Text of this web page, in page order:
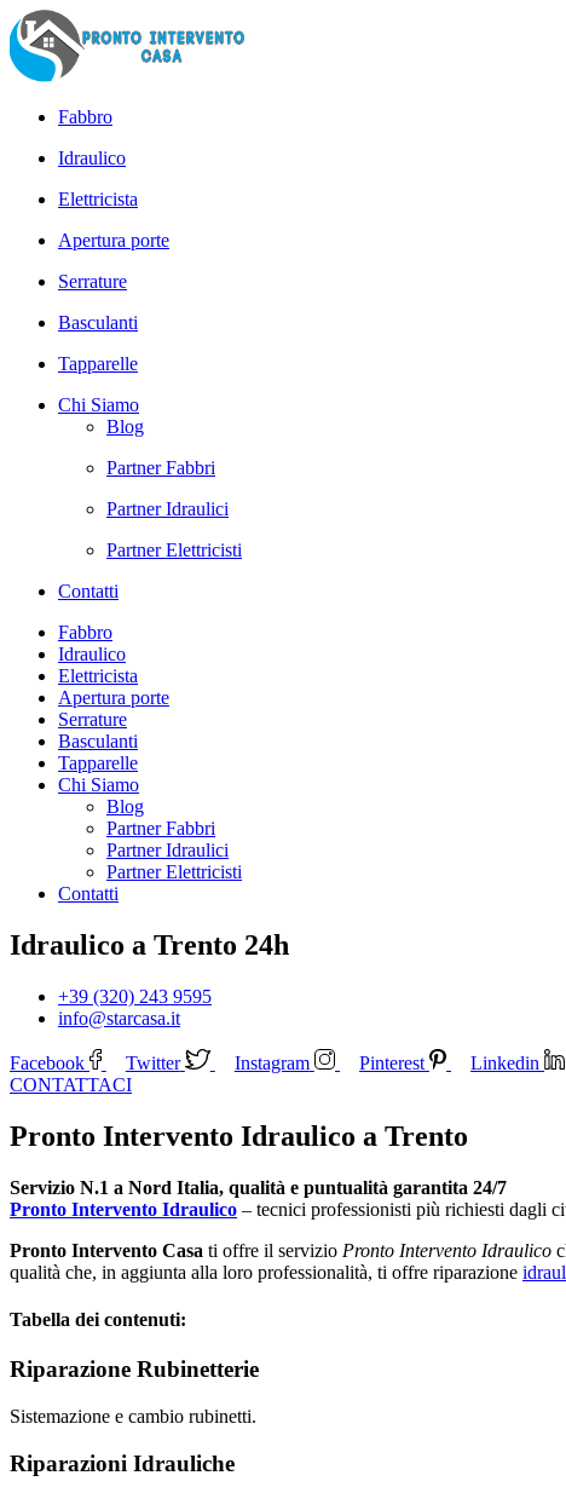
Fabbro
Idraulico
Elettricista
Apertura porte
Serrature
Basculanti
Tapparelle
Chi Siamo
Blog
Partner Fabbri
Partner Idraulici
Partner Elettricisti
Contatti
Fabbro
Idraulico
Elettricista
Apertura porte
Serrature
Basculanti
Tapparelle
Chi Siamo
Blog
Partner Fabbri
Partner Idraulici
Partner Elettricisti
Contatti
Idraulico a Trento 24h
+39 (320) 243 9595
info@starcasa.it
Facebook Twitter Instagram Pinterest
Linkedin
CONTATTACI
Pronto Intervento Idraulico a Trento
Servizio N.1 a Nord Italia, qualità e puntualità garantita 24/7
Pronto Intervento Idraulico – tecnici professionisti più richiesti dagli
Pronto Intervento Casa ti offre il servizio Pronto Intervento Idraulico
qualità che, in aggiunta alla loro professionalità, ti offre riparazione
Tabella dei contenuti:
Riparazione Rubinetterie
Sistemazione e cambio rubinetti.
Riparazioni Idrauliche